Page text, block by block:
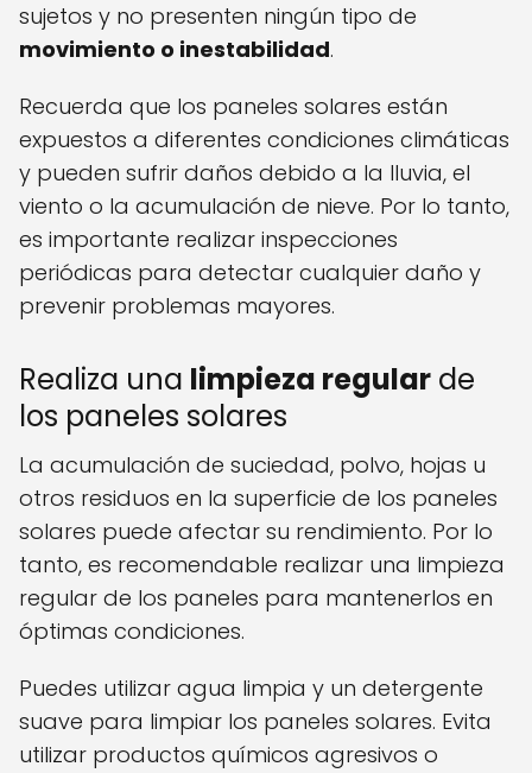
sujetos y no presenten ningún tipo de
movimiento o inestabilidad.
Recuerda que los paneles solares están
expuestos a diferentes condiciones climáticas
y pueden sufrir daños debido a la lluvia, el
viento o la acumulación de nieve. Por lo tanto,
es importante realizar inspecciones
periódicas para detectar cualquier daño y
prevenir problemas mayores.
Realiza una limpieza regular de
los paneles solares
La acumulación de suciedad, polvo, hojas u
otros residuos en la superficie de los paneles
solares puede afectar su rendimiento. Por lo
tanto, es recomendable realizar una limpieza
regular de los paneles para mantenerlos en
óptimas condiciones.
Puedes utilizar agua limpia y un detergente
suave para limpiar los paneles solares. Evita
utilizar productos químicos agresivos o